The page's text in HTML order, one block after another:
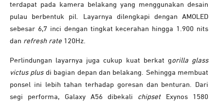
terdapat pada kamera belakang yang menggunakan desain
pulau berbentuk pil. Layarnya dilengkapi dengan AMOLED
sebesar 6,7 inci dengan tingkat kecerahan hingga 1.900 nits
dan refresh rate 120Hz.
Perlindungan layarnya juga cukup kuat berkat gorilla glass
victus plusdi bagian depan dan belakang. Sehingga membuat
ponsel ini lebih tahan terhadap goresan dan benturan. Dari
segi performa, Galaxy A56 dibekali chipsetExynos 1580